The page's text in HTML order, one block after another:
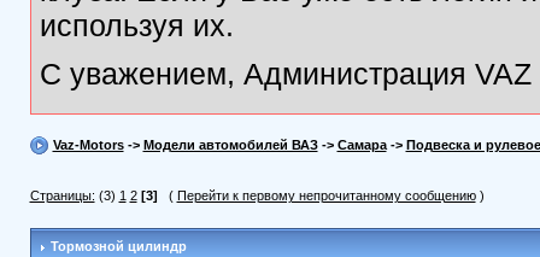
используя их.
С уважением, Администрация VAZ
Vaz-Motors-> Модели автомобилей ВАЗ-> Самара-> Подвеска и
Страницы: (3) 1 2 [3] ( Перейти к первому непрочитанному сообщению)
Тормозной цилиндр